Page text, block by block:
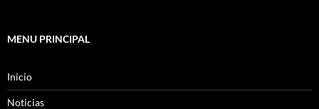
MENU PRINCIPAL
Inicio
Noticias